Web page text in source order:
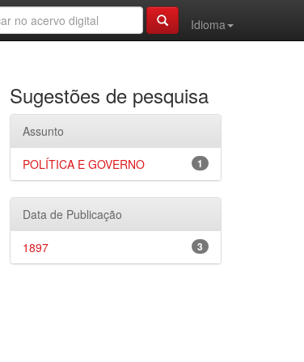
Idioma
Sugestões de pesquisa
Assunto
1
POLÍTICA E GOVERNO
Data de Publicação
3
1897